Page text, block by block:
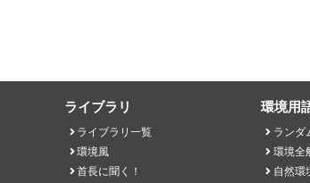
ライブラリ
ライブラリ一覧
環境風
首長に聞く！
環境用
ランダ
環境全
自然環